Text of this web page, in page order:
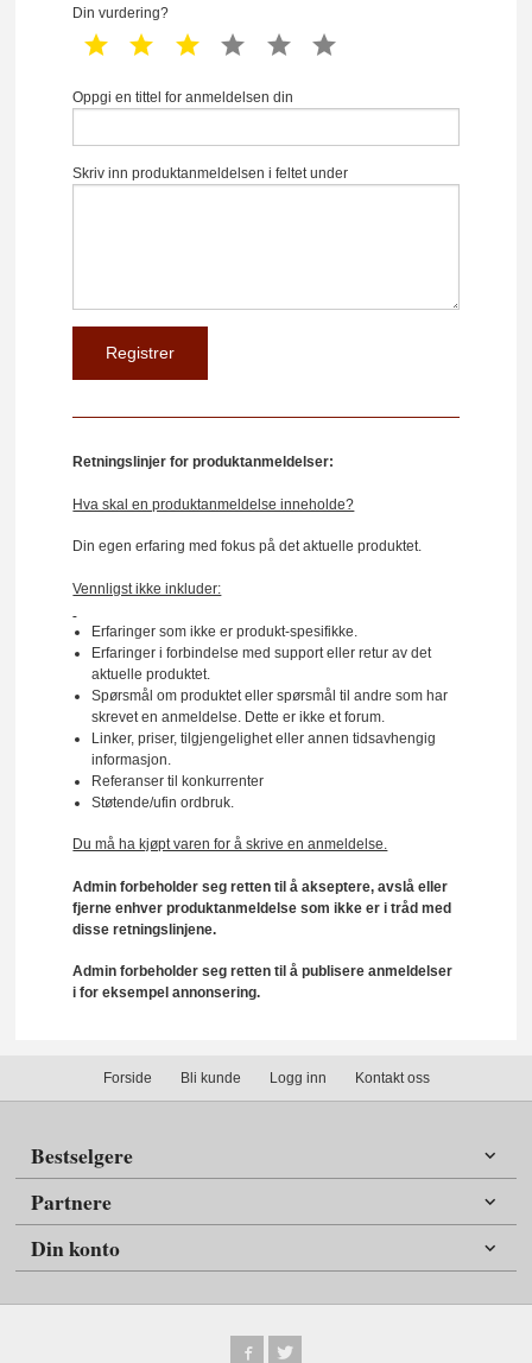
Din vurdering?
1 star 2 star 3 star 4 star 5 star
Oppgi en tittel for anmeldelsen din
Skriv inn produktanmeldelsen i feltet under
Retningslinjer for produktanmeldelser:
Hva skal en produktanmeldelse inneholde?
Din egen erfaring med fokus på det aktuelle produktet.
Vennligst ikke inkluder:
Erfaringer som ikke er produkt-spesifikke.
Erfaringer i forbindelse med support eller retur av det
aktuelle produktet.
Spørsmål om produktet eller spørsmål til andre som har
skrevet en anmeldelse. Dette er ikke et forum.
Linker, priser, tilgjengelighet eller annen tidsavhengig
informasjon.
Referanser til konkurrenter
Støtende/ufin ordbruk.
Du må ha kjøpt varen for å skrive en anmeldelse.
Admin forbeholder seg retten til å akseptere, avslå eller
fjerne enhver produktanmeldelse som ikke er i tråd med
disse retningslinjene.
Admin forbeholder seg retten til å publisere anmeldelser
i for eksempel annonsering.
Forside Bli kunde Logg inn Kontakt oss
Bestselgere
Partnere
Din konto